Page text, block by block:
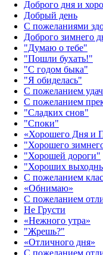
Доброго дня и
Добрый день
С пожеланиями
Доброго зимнего
"Думаю о тебе"
"Пошли бухать!"
"С годом быка"
"Я обиделась"
С пожеланием
С пожеланием
"Сладких снов"
"Споки"
«Хорошего Дня и
"Хорошего
"Хорошей дороги"
"Хороших
С пожеланием
«Обнимаю»
С пожеланием
Не Грусти
«Нежного утра»‎
"Жрешь?"
«Отличного дня»‎
С пожеланием